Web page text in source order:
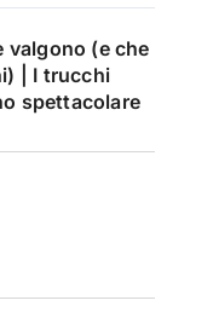
valgono (e che
| I trucchi
spettacolare